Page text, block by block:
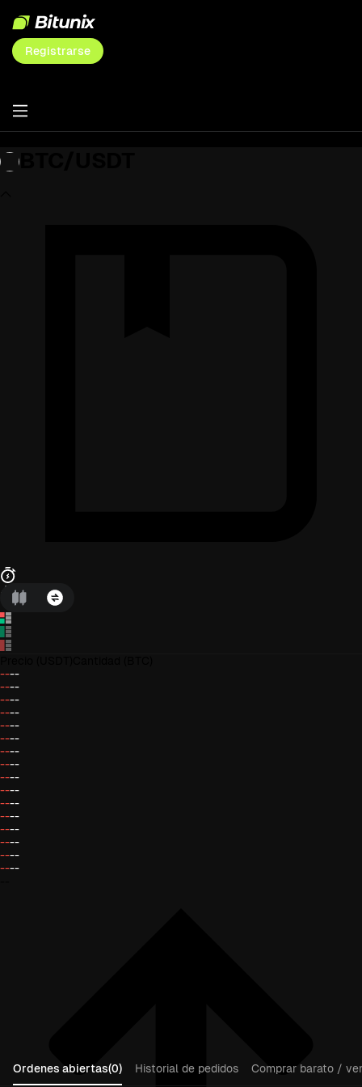
Registrarse
----
----
----
----
----
----
----
----
----
----
----
----
----
----
----
----
Ordenes abiertas(0) Historial de pedidos
Comprar barato /